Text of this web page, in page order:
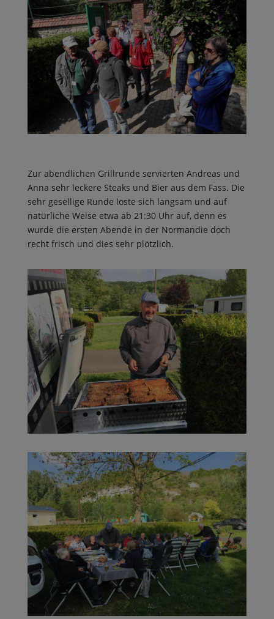
Zur abendlichen Grillrunde servierten Andreas und
Anna sehr leckere Steaks und Bier aus dem Fass. Die
sehr gesellige Runde löste sich langsam und auf
natürliche Weise etwa ab 21:30 Uhr auf, denn es
wurde die ersten Abende in der Normandie doch
recht frisch und dies sehr plötzlich.